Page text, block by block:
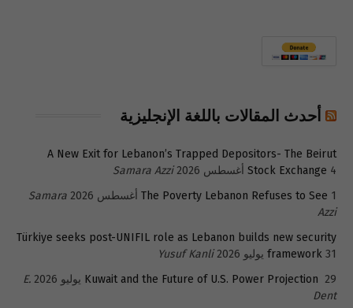
أحدث المقالات باللغة الإنجليزية
A New Exit for Lebanon’s Trapped Depositors- The Beirut
Stock Exchange 4 أغسطس 2026
Samara Azzi
The Poverty Lebanon Refuses to See 1 أغسطس 2026
Samara
Azzi
Türkiye seeks post-UNIFIL role as Lebanon builds new security
framework 31 يوليو 2026
Yusuf Kanli
Kuwait and the Future of U.S. Power Projection 29 يوليو 2026
E.
Dent